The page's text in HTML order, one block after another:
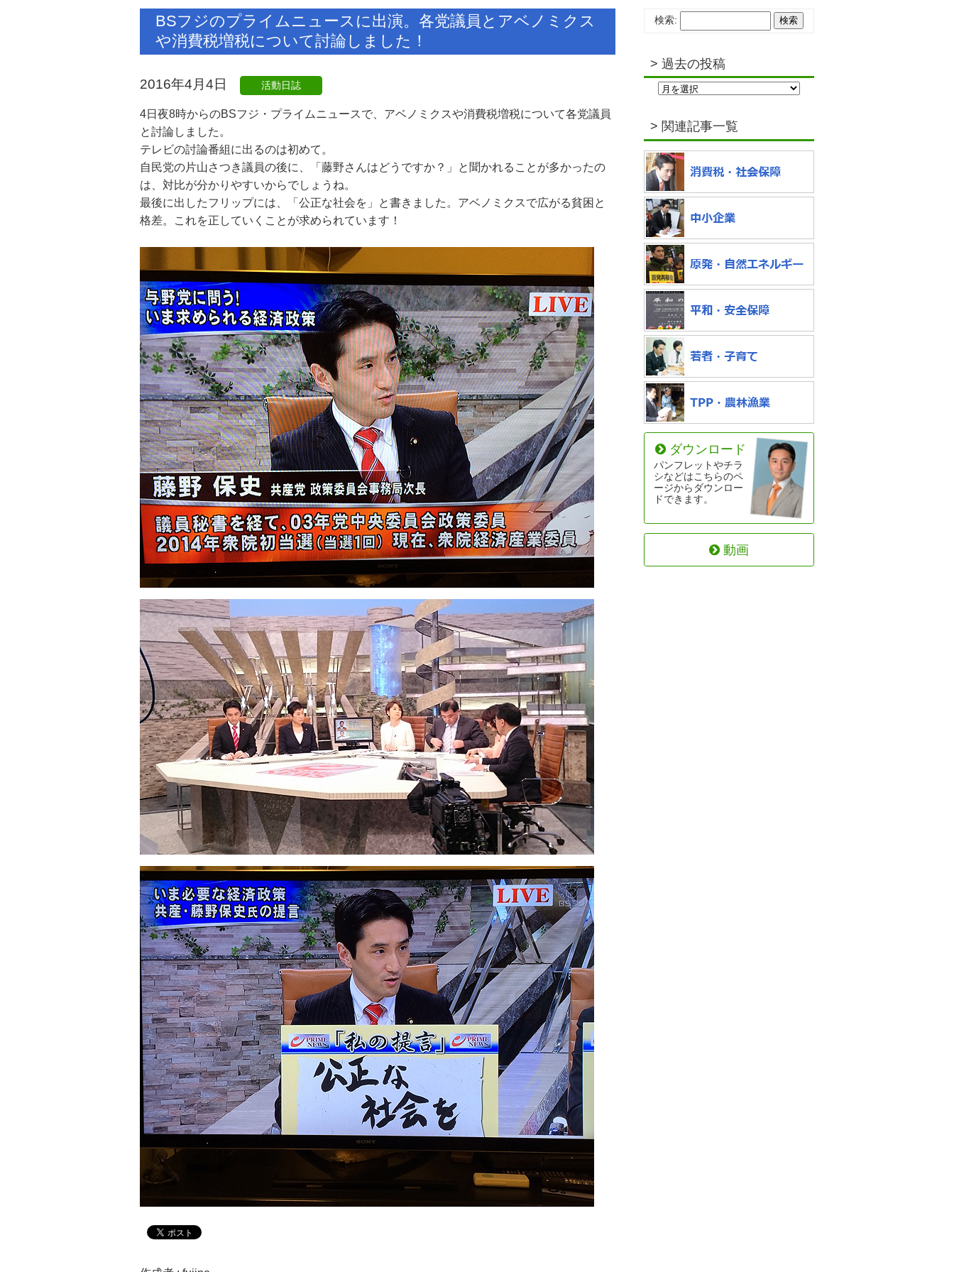
BSフジのプライムニュースに出演。各党議員とアベノミクス
や消費税増税について討論しました！
2016年4月4日 活動日誌
4日夜8時からのBSフジ・プライムニュースで、アベノミクスや消費税増税について各党議員
と討論しました。
テレビの討論番組に出るのは初めて。
自民党の片山さつき議員の後に、「藤野さんはどうですか？」と聞かれることが多かったの
は、対比が分かりやすいからでしょうね。
最後に出したフリップには、「公正な社会を」と書きました。アベノミクスで広がる貧困と
格差。これを正していくことが求められています！
検索:
過去の投稿
> 関連記事一覧
ダウンロード
パンフレットやチラ
シなどはこちらのペ
ージからダウンロー
ドできます。
動画